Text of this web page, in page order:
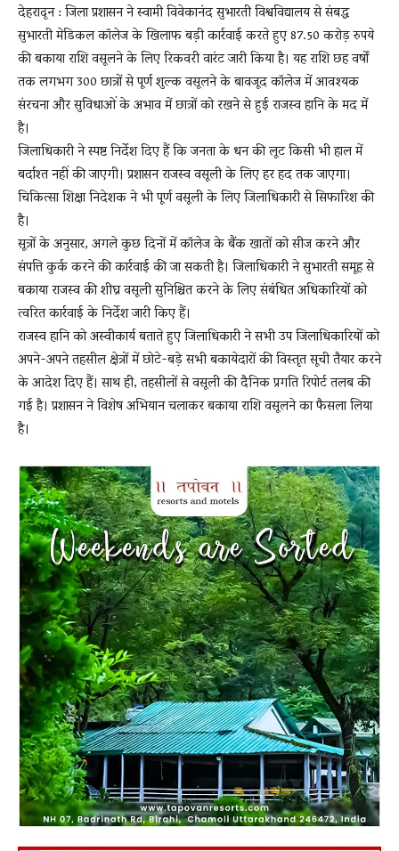
देहरादून : जिला प्रशासन ने स्वामी विवेकानंद सुभारती विश्वविद्यालय से संबद्ध
सुभारती मेडिकल कॉलेज के खिलाफ बड़ी कार्रवाई करते हुए 87.50 करोड़ रुपये
की बकाया राशि वसूलने के लिए रिकवरी वारंट जारी किया है। यह राशि छह वर्षों
तक लगभग 300 छात्रों से पूर्ण शुल्क वसूलने के बावजूद कॉलेज में आवश्यक
संरचना और सुविधाओं के अभाव में छात्रों को रखने से हुई राजस्व हानि के मद में
है।
जिलाधिकारी ने स्पष्ट निर्देश दिए हैं कि जनता के धन की लूट किसी भी हाल में
बर्दाश्त नहीं की जाएगी। प्रशासन राजस्व वसूली के लिए हर हद तक जाएगा।
चिकित्सा शिक्षा निदेशक ने भी पूर्ण वसूली के लिए जिलाधिकारी से सिफारिश की
है।
सूत्रों के अनुसार, अगले कुछ दिनों में कॉलेज के बैंक खातों को सीज करने और
संपत्ति कुर्क करने की कार्रवाई की जा सकती है। जिलाधिकारी ने सुभारती समूह से
बकाया राजस्व की शीघ्र वसूली सुनिश्चित करने के लिए संबंधित अधिकारियों को
त्वरित कार्रवाई के निर्देश जारी किए हैं।
राजस्व हानि को अस्वीकार्य बताते हुए जिलाधिकारी ने सभी उप जिलाधिकारियों को
अपने-अपने तहसील क्षेत्रों में छोटे-बड़े सभी बकायेदारों की विस्तृत सूची तैयार करने
के आदेश दिए हैं। साथ ही, तहसीलों से वसूली की दैनिक प्रगति रिपोर्ट तलब की
गई है। प्रशासन ने विशेष अभियान चलाकर बकाया राशि वसूलने का फैसला लिया
है।